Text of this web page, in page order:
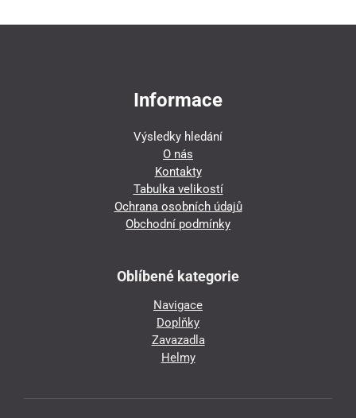
Informace
Výsledky hledání
O nás
Kontakty
Tabulka velikostí
Ochrana osobních údajů
Obchodní podmínky
Oblíbené kategorie
Navigace
Doplňky
Zavazadla
Helmy